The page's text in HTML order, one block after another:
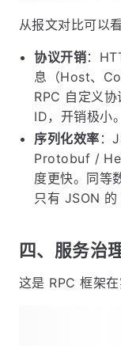
从报文对比可以
协议开销：
息（Host、
RPC 自定义
ID，开销极小。
序列化效率 ：
Protobuf /
度更快。同等
只有 JSON 的
四、服务治
这是 RPC 框架在